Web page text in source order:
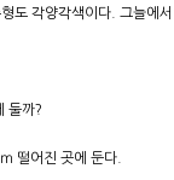
도 각양각색이다. 그늘에
둘까?
떨어진 곳에 둔다.